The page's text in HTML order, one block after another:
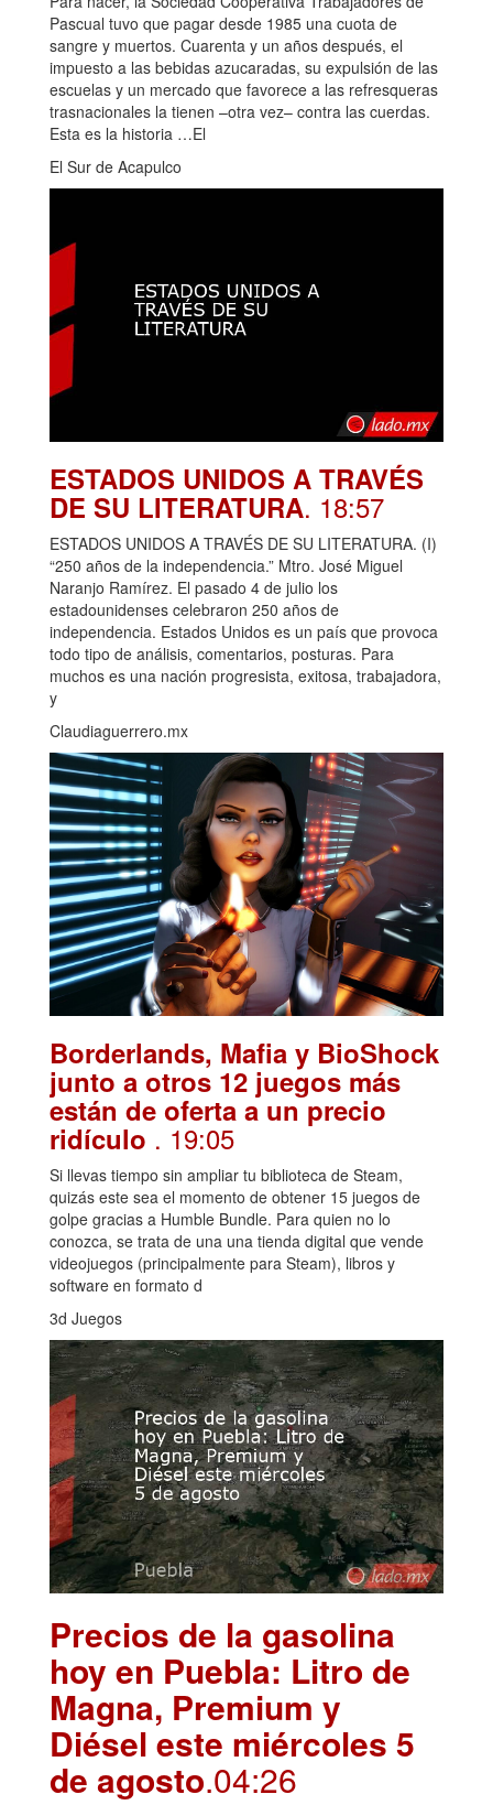
Pascual tuvo que pagar desde 1985 una cuota de
sangre y muertos. Cuarenta y un años después, el
impuesto a las bebidas azucaradas, su expulsión de las
escuelas y un mercado que favorece a las refresqueras
trasnacionales la tienen –otra vez– contra las cuerdas.
Esta es la historia …El
El Sur de Acapulco
ESTADOS UNIDOS A TRAVÉS
DE SU LITERATURA. 18:57
ESTADOS UNIDOS A TRAVÉS DE SU LITERATURA. (I)
“250 años de la independencia.” Mtro. José Miguel
Naranjo Ramírez. El pasado 4 de julio los
estadounidenses celebraron 250 años de
independencia. Estados Unidos es un país que provoca
todo tipo de análisis, comentarios, posturas. Para
muchos es una nación progresista, exitosa, trabajadora,
y
Claudiaguerrero.mx
Borderlands, Mafia y BioShock
junto a otros 12 juegos más
están de oferta a un precio
ridículo . 19:05
Si llevas tiempo sin ampliar tu biblioteca de Steam,
quizás este sea el momento de obtener 15 juegos de
golpe gracias a Humble Bundle. Para quien no lo
conozca, se trata de una una tienda digital que vende
videojuegos (principalmente para Steam), libros y
software en formato d
3d Juegos
Precios de la gasolina
hoy en Puebla: Litro de
Magna, Premium y
Diésel este miércoles 5
de agosto.04:26